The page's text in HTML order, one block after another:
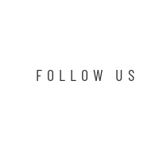
FOLLOW US